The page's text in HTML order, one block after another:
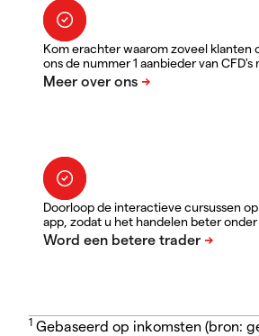
Kom erachter waarom zoveel klanten
ons de nummer 1 aanbieder van CFD's
Doorloop de interactieve cursussen
app, zodat u het handelen beter
1 Gebaseerd op inkomsten (bron: